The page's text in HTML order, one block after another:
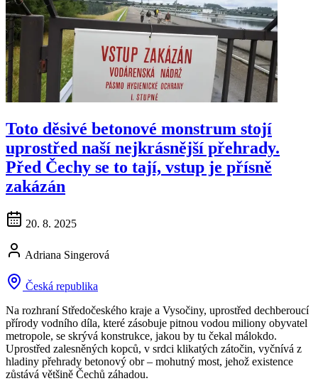
Toto děsivé betonové monstrum stojí
uprostřed naší nejkrásnější přehrady.
Před Čechy se to tají, vstup je přísně
zakázán
20. 8. 2025
Adriana Singerová
Česká republika
Na rozhraní Středočeského kraje a Vysočiny, uprostřed dechberoucí
přírody vodního díla, které zásobuje pitnou vodou miliony obyvatel
metropole, se skrývá konstrukce, jakou by tu čekal málokdo.
Uprostřed zalesněných kopců, v srdci klikatých zátočin, vyčnívá z
hladiny přehrady betonový obr – mohutný most, jehož existence
zůstává většině Čechů záhadou.